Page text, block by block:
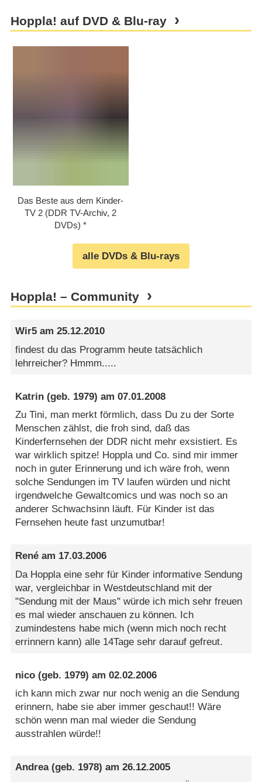
Hoppla! auf DVD & Blu-ray
Das Beste aus dem Kinder-
TV 2 (DDR TV-Archiv, 2
DVDs)
alle DVDs & Blu-rays
Hoppla! – Community
Wir5 am25.12.2010
findest du das Programm heute tatsächlich
lehrreicher? Hmmm.....
Katrin (geb. 1979) am07.01.2008
Zu Tini, man merkt förmlich, dass Du zu der Sorte
Menschen zählst, die froh sind, daß das
Kinderfernsehen der DDR nicht mehr exsistiert. Es
war wirklich spitze! Hoppla und Co. sind mir immer
noch in guter Erinnerung und ich wäre froh, wenn
solche Sendungen im TV laufen würden und nicht
irgendwelche Gewaltcomics und was noch so an
anderer Schwachsinn läuft. Für Kinder ist das
Fernsehen heute fast unzumutbar!
René am 17.03.2006
Da Hoppla eine sehr für Kinder informative Sendung
war, vergleichbar in Westdeutschland mit der
"Sendung mit der Maus" würde ich mich sehr freuen
es mal wieder anschauen zu können. Ich
zumindestens habe mich (wenn mich noch recht
errinnern kann) alle 14Tage sehr darauf gefreut.
nico (geb. 1979) am02.02.2006
ich kann mich zwar nur noch wenig an die Sendung
erinnern, habe sie aber immer geschaut!! Wäre
schön wenn man mal wieder die Sendung
ausstrahlen würde!!
Andrea(geb. 1978) am26.12.2005